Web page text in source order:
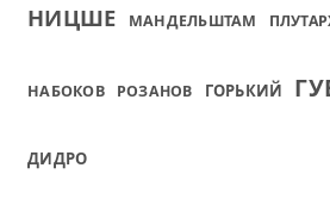
НИЦШЕ МАНДЕЛЬШТАМ
НАБОКОВ РОЗАНОВ ГОРЬКИЙ
ДИДРО